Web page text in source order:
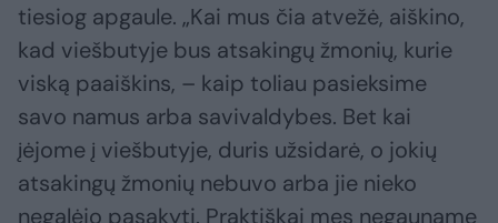
tiesiog apgaule. „Kai mus čia atvežė, aiškino,
kad viešbutyje bus atsakingų žmonių, kurie
viską paaiškins, – kaip toliau pasieksime
savo namus arba savivaldybes. Bet kai
įėjome į viešbutyje, duris užsidarė, o jokių
atsakingų žmonių nebuvo arba jie nieko
negalėjo pasakyti. Praktiškai mes negauname